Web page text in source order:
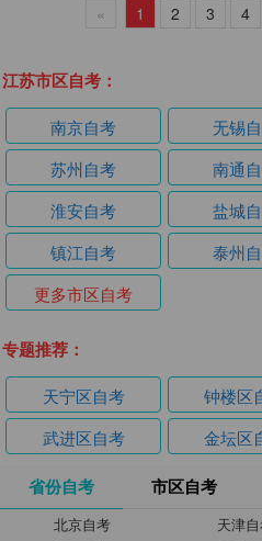
« 1 2 3 4
江苏市区自考：
南京自考 无锡
苏州自考
南通
淮安自考
盐城
镇江自考
泰州
更多市区自考
专题推荐：
天宁区自考 钟楼区
武进区自考
金坛区
省份自考 市区自考
北京自考 天津